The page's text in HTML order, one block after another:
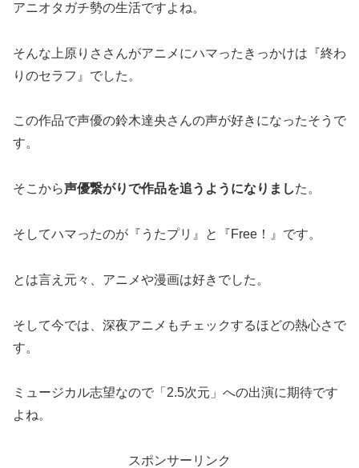
アニオタガチ勢の生活ですよね。
そんな上原りささんがアニメにハマったきっかけは『終わ
りのセラフ』でした。
この作品で声優の鈴木達央さんの声が好きになったそうで
す。
そこから声優繋がりで作品を追うようになりました。
そしてハマったのが『うたプリ』と『Free！』です。
とは言え元々、アニメや漫画は好きでした。
そして今では、深夜アニメもチェックするほどの熱心さで
す。
ミュージカル志望なので「2.5次元」への出演に期待です
よね。
スポンサーリンク